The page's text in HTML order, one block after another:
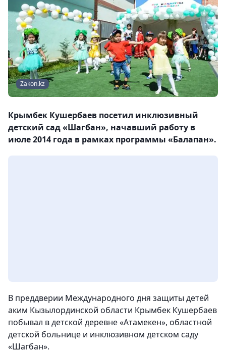
Zakon.kz
Крымбек Кушербаев посетил инклюзивный
детский сад «Шагбан», начавший работу в
июле 2014 года в рамках программы «Балапан».
В преддверии Международного дня защиты детей
аким Кызылординской области Крымбек Кушербаев
побывал в детской деревне «Атамекен», областной
детской больнице и инклюзивном детском саду
«Шагбан».